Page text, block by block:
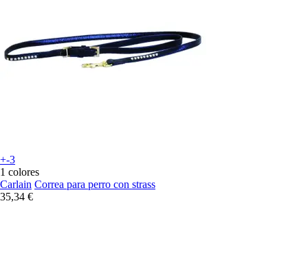
+-3
1 colores
Carlain Correa para perro con strass
35,34 €